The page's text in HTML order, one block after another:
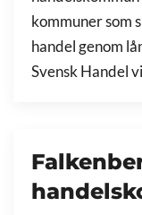
kommuner som
handel genom
Svensk Handel